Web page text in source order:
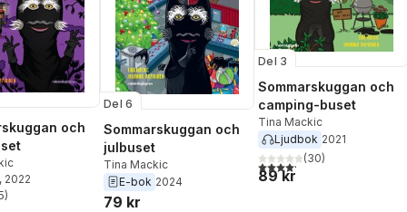
och
, 2022
Totalt antal röster:
)
Del 6
Sommarskuggan och
julbuset
Tina Mackic
E-bok 2024
79 kr
Del 3
Sommarskuggan och
camping-buset
Tina Mackic
Ljudbok 2021
4,2utav 5 stjärnor. Totalt
(30)
89 kr